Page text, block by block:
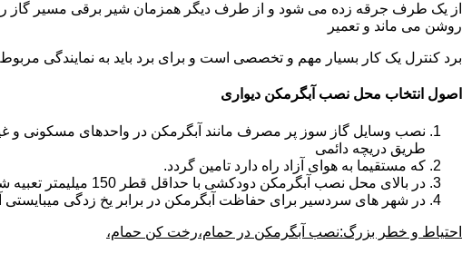
از یک طرف جرقه زده می شود و از طرف دیگر همزمان شیر برقی مسیر گاز را
روشن می ماند و تعمیر
برد کنترل یک کار بسیار مهم و تخصصی است و برای برد باید به نمایندگی
اصول انتخاب محل نصب آبگرمکن دیواری
طریق دریچه دائمی
که مستقیما به هوای آزاد راه دارد تامین گردد.
در بالای محل نصب آبگرمکن دودکشی با حداقل قطر 150 میلیمتر تعبیه شده باشد.
در شهر های سردسیر برای حفاظت آبگرمکن در برابر یخ زدگی
احتیاط و خطر بزرگ:نصب آبگرمکن در حمام،رخت کن حمام،